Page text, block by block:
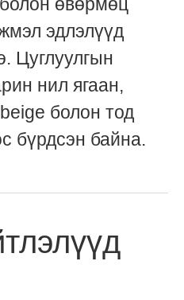
эдлэлүүд
Цуглуулгын
нил ягаан,
болон тод
бүрдсэн байна.